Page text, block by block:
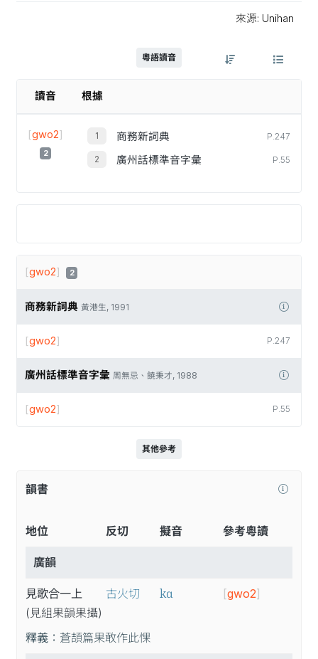
來源: Unihan
粵語讀音
讀音 根據
[gwo2]
2
商務新詞典 P.247
廣州話標準音字彙 P.55
[gwo2] 2
商務新詞典 黃港生, 1991
P.247
[gwo2]
廣州話標準音字彙 周無忌、饒秉才, 1988
P.55
[gwo2]
其他參考
韻書
地位 反切 擬音 參考粵讀
廣韻
見歌合一上
(見組果韻果攝)
古火切 kɑ [gwo2]
釋義： 蒼頡篇果敢作此惈